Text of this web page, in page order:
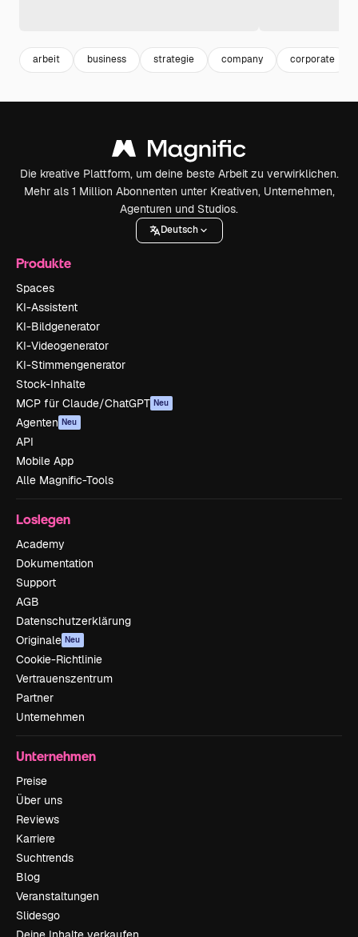
arbeit business strategie company corporate
Die kreative Plattform, um deine beste Arbeit zu verwirklichen.
Mehr als 1 Million Abonnenten unter Kreativen, Unternehmen,
Agenturen und Studios.
Deutsch
Produkte
Spaces
KI-Assistent
KI-Bildgenerator
KI-Videogenerator
KI-Stimmengenerator
Stock-Inhalte
MCP für Claude/ChatGPT Neu
Agenten Neu
API
Mobile App
Alle Magnific-Tools
Loslegen
Academy
Dokumentation
Support
AGB
Datenschutzerklärung
Originale Neu
Cookie-Richtlinie
Vertrauenszentrum
Partner
Unternehmen
Unternehmen
Preise
Über uns
Reviews
Karriere
Suchtrends
Blog
Veranstaltungen
Slidesgo